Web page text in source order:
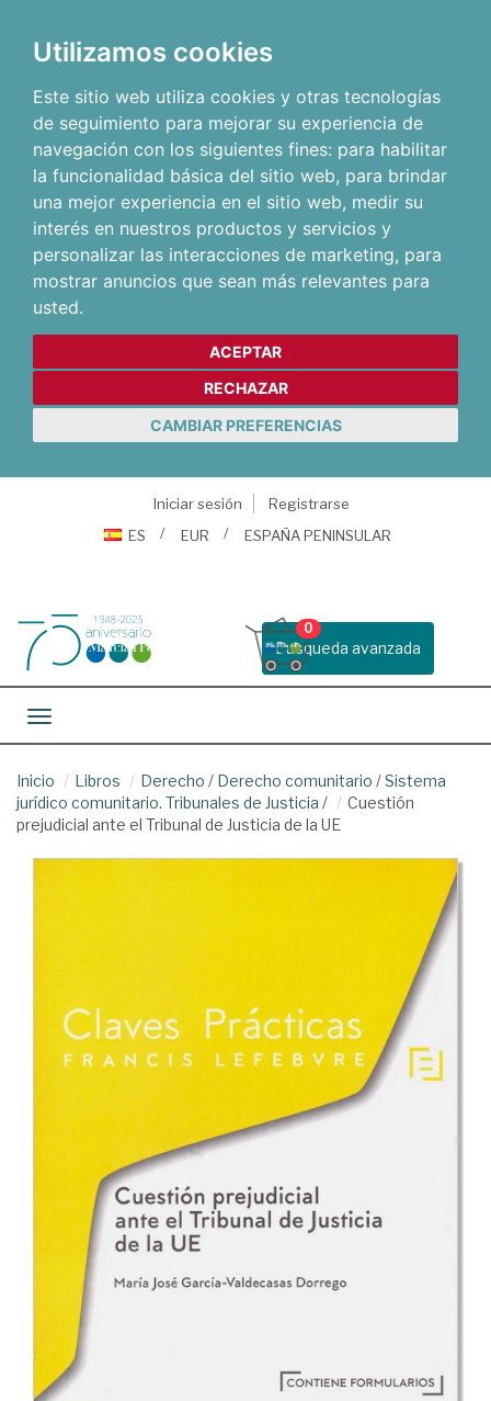
Utilizamos cookies
Este sitio web utiliza cookies y otras tecnologías
de seguimiento para mejorar su experiencia de
navegación con los siguientes fines: para habilitar
la funcionalidad básica del sitio web, para brindar
una mejor experiencia en el sitio web, medir su
interés en nuestros productos y servicios y
personalizar las interacciones de marketing, para
mostrar anuncios que sean más relevantes para
usted.
ACEPTAR
RECHAZAR
CAMBIAR PREFERENCIAS
Iniciar sesión
Registrarse
ES
EUR ESPAÑA PENINSULAR
Busqueda avanzada
0
Toggle navigation
Inicio Libros Derecho / Derecho comunitario /Sistema
jurídico comunitario. Tribunales de Justicia /
Cuestión
prejudicial ante el Tribunal de Justicia de la UE